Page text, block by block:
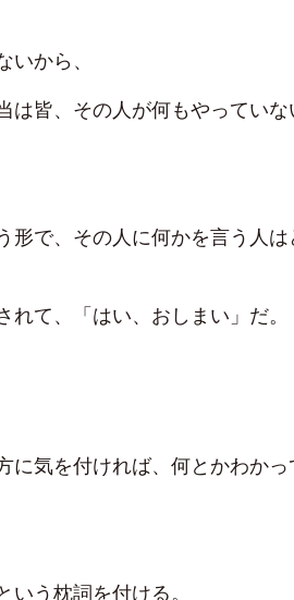
いから、
は皆、その人が何もやっていな
形で、その人に何かを言う人は
て、「はい、おしまい」だ。
に気を付ければ、何とかわかっ
いう枕詞を付ける。